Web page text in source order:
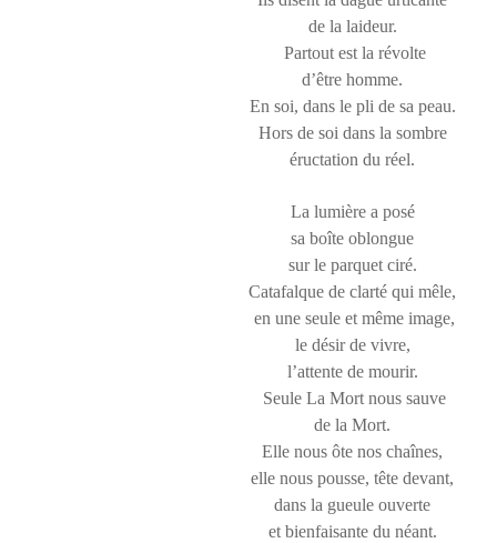
de la laideur.
Partout est la révolte
d’être homme.
En soi, dans le pli de sa peau.
Hors de soi dans la sombre
éructation du réel.
La lumière a posé
sa boîte oblongue
sur le parquet ciré.
Catafalque de clarté qui mêle,
en une seule et même image,
le désir de vivre,
l’attente de mourir.
Seule La Mort nous sauve
de la Mort.
Elle nous ôte nos chaînes,
elle nous pousse, tête devant,
dans la gueule ouverte
et bienfaisante du néant.